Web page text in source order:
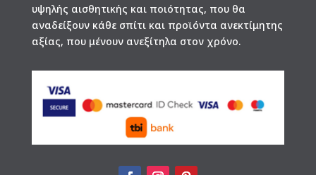
υψηλής αισθητικής και ποιότητας, που θα
αναδείξουν κάθε σπίτι και προϊόντα ανεκτίμητης
αξίας, που μένουν ανεξίτηλα στον χρόνο.